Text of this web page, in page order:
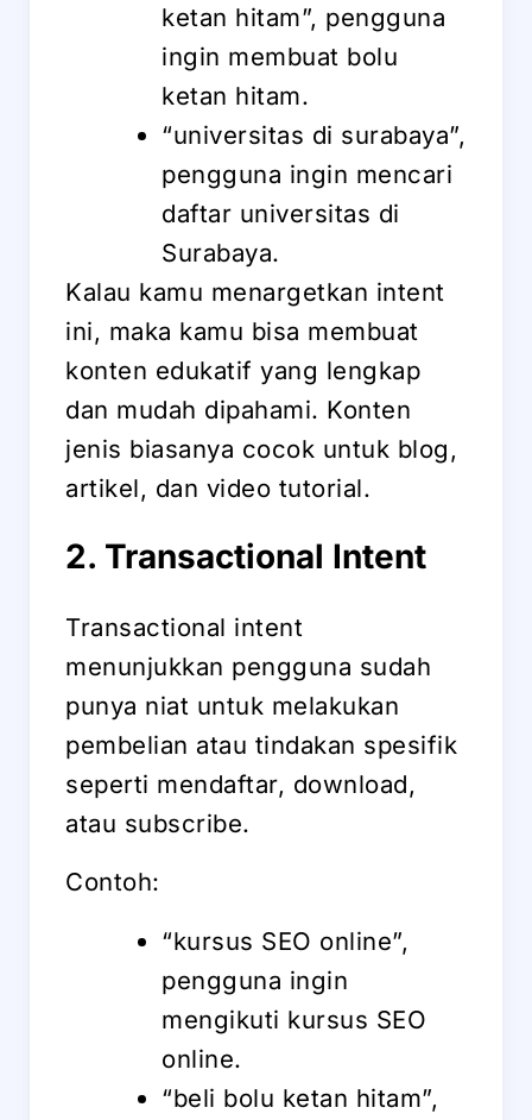
ketan hitam”, pengguna
ingin membuat bolu
ketan hitam.
“universitas di surabaya”,
pengguna ingin mencari
daftar universitas di
Surabaya.
Kalau kamu menargetkan intent
ini, maka kamu bisa membuat
konten edukatif yang lengkap
dan mudah dipahami. Konten
jenis biasanya cocok untuk blog,
artikel, dan video tutorial.
2. Transactional Intent
Transactional intent
menunjukkan pengguna sudah
punya niat untuk melakukan
pembelian atau tindakan spesifik
seperti mendaftar, download,
atau subscribe.
Contoh:
“kursus SEO online”,
pengguna ingin
mengikuti kursus SEO
online.
“beli bolu ketan hitam”,